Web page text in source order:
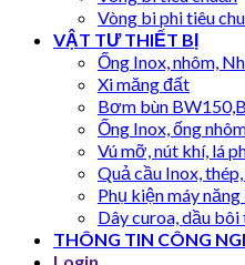
Vòng bi phi tiêu
VẬT TƯ THIẾT BỊ
Ống Inox, nhôm,
Xi măng đất
Bơm bùn
Ống Inox, ống
Vú mỡ, nút khí, lá
Quả cầu Inox,
Phụ kiện máy
Dây curoa, dầu
THÔNG TIN CÔNG